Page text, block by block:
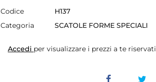
Codice
H137
Categoria
SCATOLE FORME SPECIALI
Accedi per visualizzare i prezzi a te riservati